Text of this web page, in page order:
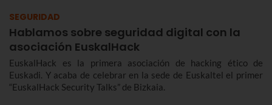
SEGURIDAD
Hablamos sobre seguridad digital con la
asociación EuskalHack
EuskalHack es la primera asociación de hacking ético de
Euskadi. Y acaba de celebrar en la sede de Euskaltel el primer
“EuskalHack Security Talks” de Bizkaia.